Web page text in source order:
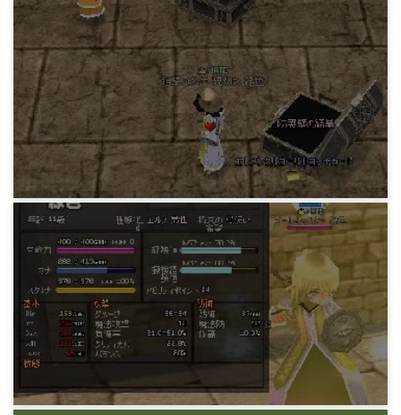
MABIDIARY
エルフの防御ロック(L)
15 years ago
MABIDIARY
ゴールドコンボカード
14 years ago